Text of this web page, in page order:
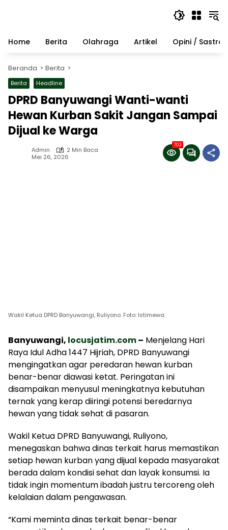
Home
Berita Olahraga Artikel Opini / Sastra
Beranda Berita
Berita Headline
DPRD Banyuwangi Wanti-wanti
Hewan Kurban Sakit Jangan Sampai
Dijual ke Warga
Admin
2 Min Baca
Mei 26, 2026
702
Wakil Ketua DPRD Banyuwangi, Ruliyono. Foto: Istimewa.
Banyuwangi, locusjatim.com– Menjelang Hari
Raya Idul Adha 1447 Hijriah, DPRD Banyuwangi
mengingatkan agar peredaran hewan kurban
benar-benar diawasi ketat. Peringatan ini
disampaikan menyusul meningkatnya kebutuhan
ternak yang kerap diiringi potensi beredarnya
hewan yang tidak sehat di pasaran.
Wakil Ketua DPRD Banyuwangi, Ruliyono,
menegaskan bahwa dinas terkait harus memastikan
setiap hewan kurban yang dijual kepada masyarakat
berada dalam kondisi sehat dan layak konsumsi. Ia
tidak ingin momentum ibadah justru tercoreng oleh
kelalaian dalam pengawasan.
“Kami meminta dinas terkait benar-benar